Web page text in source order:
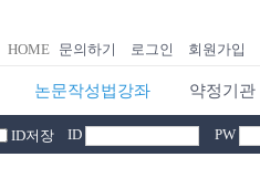
HOME 문의하기 로그인 회원가입
논문작성법강좌 약정기관
ID저장 ID PW